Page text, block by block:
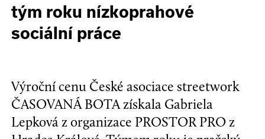
tým roku nízkoprahové
sociální práce
Výroční cenu České asociace streetwork
ČASOVANÁ BOTA získala Gabriela
Lepková z organizace PROSTOR PRO z